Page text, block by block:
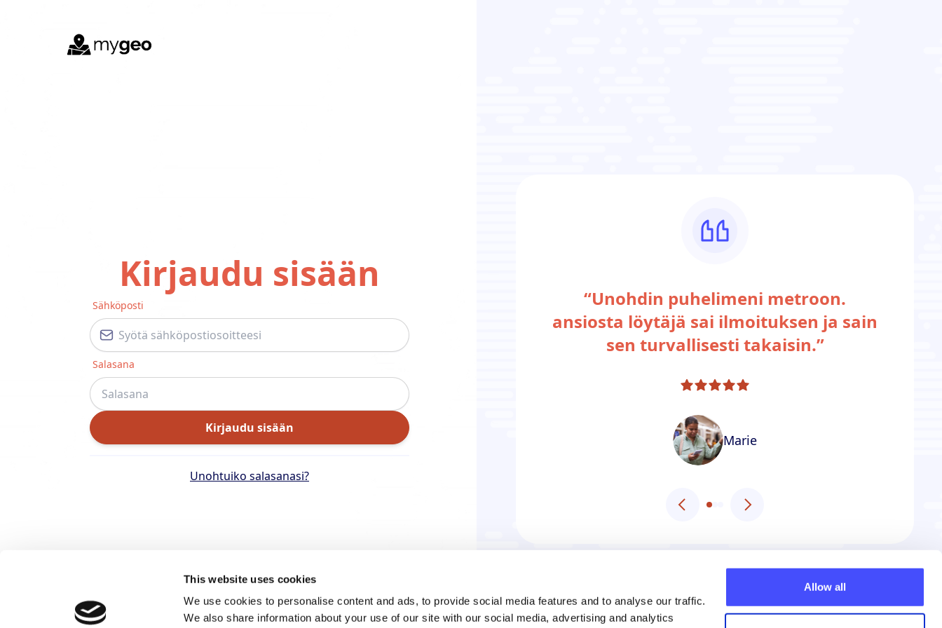
This website uses cookies
We use cookies to personalise content and ads, to provide social media features and to analyse our traffic.
We also share information about your use of our site with our social media, advertising and analytics
Allow all
Kirjaudu sisään
Sähköposti
Salasana
Kirjaudu sisään
Unohtuiko salasanasi?
“Unohdin puhelimeni metroon.
ansiosta löytäjä sai ilmoituksen ja sain
sen turvallisesti takaisin.”
Marie